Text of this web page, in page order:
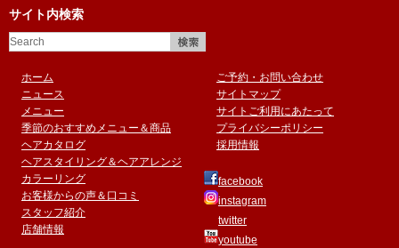
サイト内検索
ホーム
ニュース
メニュー
季節のおすすめメニュー＆商品
ヘアカタログ
ヘアスタイリング＆ヘアアレンジ
カラーリング
お客様からの声＆口コミ
スタッフ紹介
店舗情報
ご予約・お問い合わせ
サイトマップ
サイトご利用にあたって
プライバシーポリシー
採用情報
facebook
instagram
twitter
youtube